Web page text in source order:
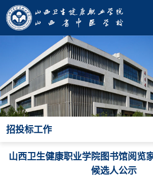
招投标工作
山西卫生健康职业学院图书馆阅览
候选人公示